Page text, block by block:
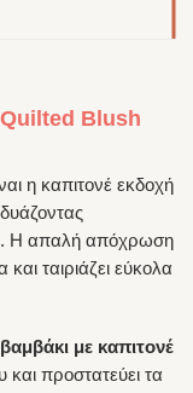
Blush
η καπιτονέ εκδοχή
Η απαλή απόχρωση
και ταιριάζει εύκολα
με καπιτονέ
και προστατεύει τα